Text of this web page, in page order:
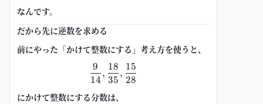
なんです。
だから先に逆数を求める
前にやった「かけて整数にする」考え方を使うと、
14
9
,
35
18
,
28
15
にかけて整数にする分数は、